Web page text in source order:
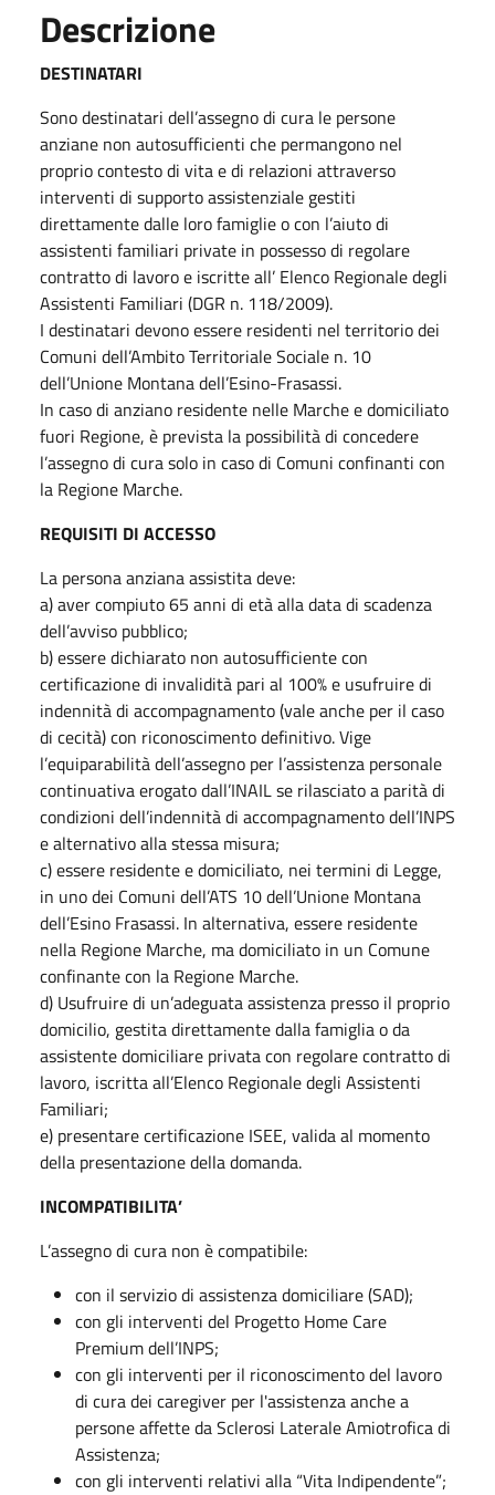
Descrizione
DESTINATARI
Sono destinatari dell’assegno di cura le persone
anziane non autosufficienti che permangono nel
proprio contesto di vita e di relazioni attraverso
interventi di supporto assistenziale gestiti
direttamente dalle loro famiglie o con l’aiuto di
assistenti familiari private in possesso di regolare
contratto di lavoro e iscritte all’ Elenco Regionale degli
Assistenti Familiari (DGR n. 118/2009).
I destinatari devono essere residenti nel territorio dei
Comuni dell’Ambito Territoriale Sociale n. 10
dell’Unione Montana dell’Esino-Frasassi.
In caso di anziano residente nelle Marche e domiciliato
fuori Regione, è prevista la possibilità di concedere
l’assegno di cura solo in caso di Comuni confinanti con
la Regione Marche.
REQUISITI DI ACCESSO
La persona anziana assistita deve:
a) aver compiuto 65 anni di età alla data di scadenza
dell’avviso pubblico;
b) essere dichiarato non autosufficiente con
certificazione di invalidità pari al 100% e usufruire di
indennità di accompagnamento (vale anche per il caso
di cecità) con riconoscimento definitivo. Vige
l’equiparabilità dell’assegno per l’assistenza personale
continuativa erogato dall’INAIL se rilasciato a parità di
condizioni dell’indennità di accompagnamento dell’INPS
e alternativo alla stessa misura;
c) essere residente e domiciliato, nei termini di Legge,
in uno dei Comuni dell’ATS 10 dell’Unione Montana
dell’Esino Frasassi. In alternativa, essere residente
nella Regione Marche, ma domiciliato in un Comune
confinante con la Regione Marche.
d) Usufruire di un’adeguata assistenza presso il proprio
domicilio, gestita direttamente dalla famiglia o da
assistente domiciliare privata con regolare contratto di
lavoro, iscritta all’Elenco Regionale degli Assistenti
Familiari;
e) presentare certificazione ISEE, valida al momento
della presentazione della domanda.
INCOMPATIBILITA’
L’assegno di cura non è compatibile:
con il servizio di assistenza domiciliare (SAD);
con gli interventi del Progetto Home Care
Premium dell’INPS;
con gli interventi per il riconoscimento del lavoro
di cura dei caregiver per l'assistenza anche a
persone affette da Sclerosi Laterale Amiotrofica di
Assistenza;
con gli interventi relativi alla “Vita Indipendente”;